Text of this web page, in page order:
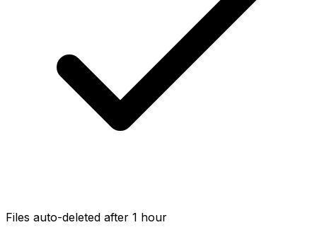
Files auto-deleted after 1 hour